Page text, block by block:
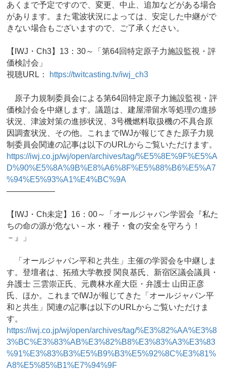
あくまで予定ですので、変更、中止、追加などがある場合
があります。また電波状況によっては、安定した中継がで
きない場合もございますので、ご了承ください。
【IWJ・Ch3】13：30～「第64回特定原子力施設監視・評
価検討会」
視聴URL： https://twitcasting.tv/iwj_ch3
原子力規制委員会による第64回特定原子力施設監視・評
価検討会を中継します。議題は、建屋滞留水等処理の進捗
状況、津波対策の進捗状況、3号機燃料取扱機の不具合原
因調査状況、その他。これまでIWJが報じてきた原子力規
制委員会関連の記事は以下のURLからご覧いただけます。
https://iwj.co.jp/wj/open/archives/tag/%E5%8E%9F%E5%A
D%90%E5%8A%9B%E8%A6%8F%E5%88%B6%E5%A7
%94%E5%93%A1%E4%BC%9A
——————
【IWJ・Ch未定】16：00～「オールジャパン学習会『私た
ちの命の源が危ない－水・種子・食の安全を守ろう！
－』」
「オールジャパン平和と共生」主催の学習会を中継しま
す。登壇者は、拓殖大学教授 関良基氏、新宿区議会議員・
弁護士 三雲崇正氏、元農林水産大臣・弁護士 山田正彦
氏、ほか。これまでIWJが報じてきた「オールジャパン平
和と共生」関連の記事は以下のURLからご覧いただけま
す。
https://iwj.co.jp/wj/open/archives/tag/%E3%82%AA%E3%8
3%BC%E3%83%AB%E3%82%B8%E3%83%A3%E3%83
%91%E3%83%B3%E5%B9%B3%E5%92%8C%E3%81%
A8%E5%85%B1%E7%94%9F